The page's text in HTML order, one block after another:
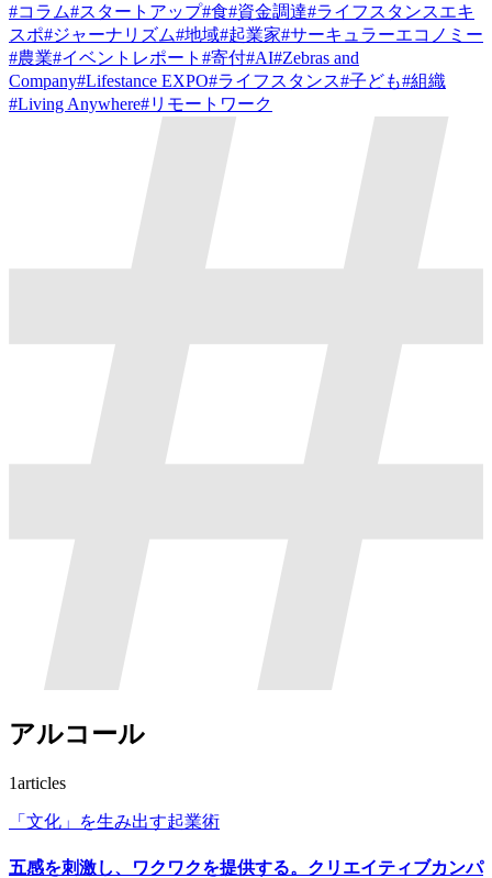
#コラム#スタートアップ#食#資金調達#ライフスタンスエキ
スポ#ジャーナリズム#地域#起業家#サーキュラーエコノミー
#農業#イベントレポート #寄付#AI#Zebras and
Company#Lifestance EXPO#ライフスタンス#子ども#組織
#Living Anywhere#リモートワーク
アルコール
1articles
「文化」を生み出す起業術
五感を刺激し、ワクワクを提供する。クリエイティブカンパ